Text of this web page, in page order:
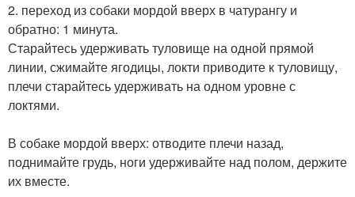
2. переход из собаки мордой вверх в чатурангу и
обратно: 1 минута.
Старайтесь удерживать туловище на одной прямой
линии, сжимайте ягодицы, локти приводите к туловищу,
плечи старайтесь удерживать на одном уровне с
локтями.
В собаке мордой вверх: отводите плечи назад,
поднимайте грудь, ноги удерживайте над полом, держите
их вместе.